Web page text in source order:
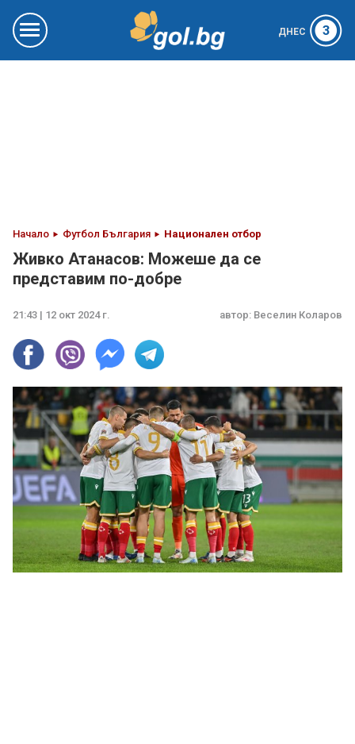
ДНЕС 3
Начало Футбол България Национален отбор
Живко Атанасов: Можеше да се
представим по-добре
21:43 | 12 окт 2024 г. автор: Веселин Коларов